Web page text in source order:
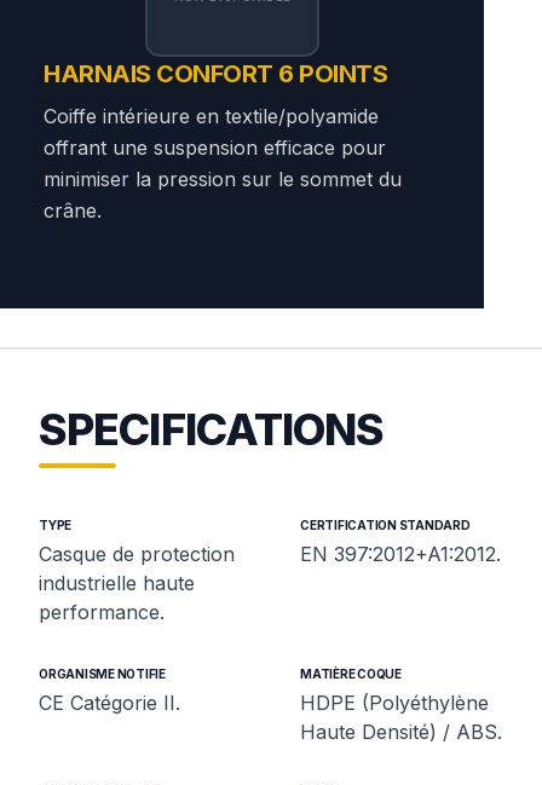
HARNAIS CONFORT 6 POINTS
Coiffe intérieure en textile/polyamide
offrant une suspension efficace pour
minimiser la pression sur le sommet du
crâne.
SPECIFICATIONS
TYPE
Casque de protection
industrielle haute
performance.
CERTIFICATION STANDARD
EN 397:2012+A1:2012.
ORGANISME NOTIFIE
CE Catégorie II.
MATIÈRE COQUE
HDPE (Polyéthylène
Haute Densité) / ABS.